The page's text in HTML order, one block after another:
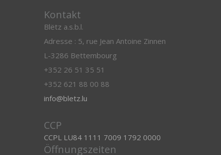
Kontakt
Blëtz a.s.b.l.
Adresse : 5, rue Jean Antoine Zinnen
L-3286 Bettembourg
+352 26 51 35 51
+352 621 88 00 88
info@bletz.lu
CCP
CCPL LU84 1111 7009 1792 0000
Öffnungszeiten